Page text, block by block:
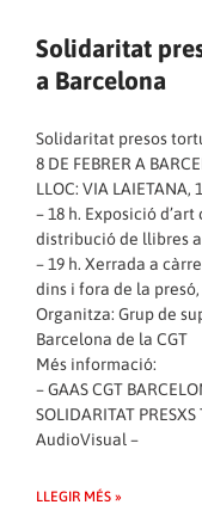
Solidaritat
a Barcelona
Solidaritat presos
8 DE FEBRER A
LLOC: VIA LAIETANA,
– 18 h. Exposició
distribució de llibres
– 19 h. Xerrada a
dins i fora de la
Organitza: Grup de
Barcelona de la CGT
Més informació:
–GAAS CGT
SOLIDARITAT
AudioVisual –
LLEGIR MÉS »